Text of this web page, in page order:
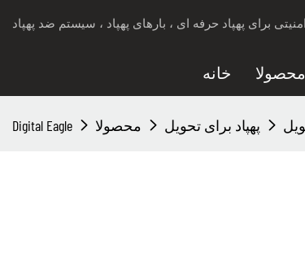
خانه محصولا
Digital Eagle محصولا پهپاد برای تحویل